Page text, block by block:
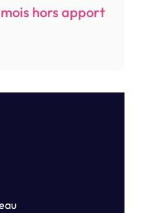
hors apport